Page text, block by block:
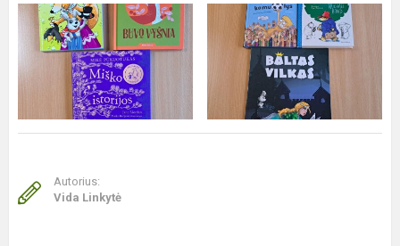
Autorius:
Vida Linkytė